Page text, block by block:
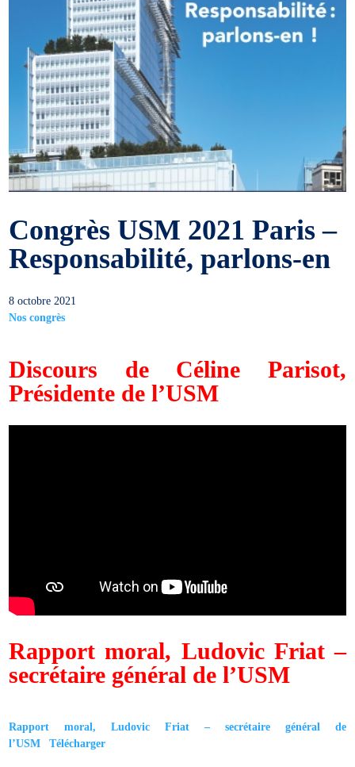
Congrès USM 2021 Paris –
Responsabilité, parlons-en
8 octobre 2021
Nos congrès
Discours de Céline Parisot,
Présidente de l’USM
Rapport moral, Ludovic Friat –
secrétaire général de l’USM
Rapport moral, Ludovic Friat – secrétaire général de
l’USM
Télécharger